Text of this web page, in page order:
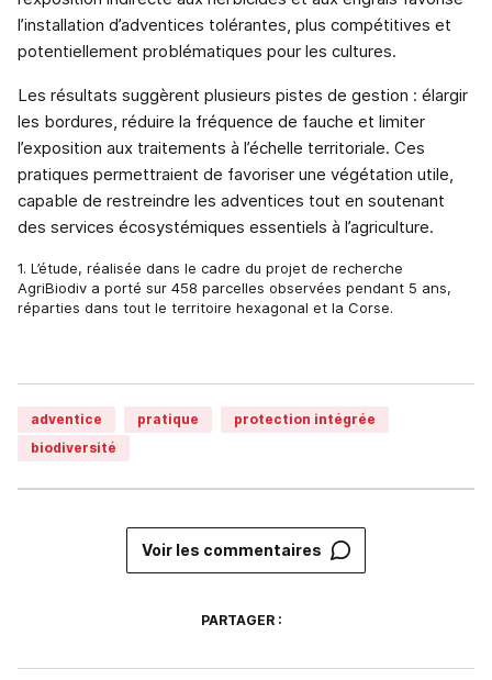
l’installation d’adventices tolérantes, plus compétitives et
potentiellement problématiques pour les cultures.
Les résultats suggèrent plusieurs pistes de gestion : élargir
les bordures, réduire la fréquence de fauche et limiter
l’exposition aux traitements à l’échelle territoriale. Ces
pratiques permettraient de favoriser une végétation utile,
capable de restreindre les adventices tout en soutenant
des services écosystémiques essentiels à l’agriculture.
1. L’étude, réalisée dans le cadre du projet de recherche
AgriBiodiv a porté sur 458 parcelles observées pendant 5 ans,
réparties dans tout le territoire hexagonal et la Corse.
adventice pratique
protection intégrée
biodiversité
Voir les commentaires
PARTAGER :